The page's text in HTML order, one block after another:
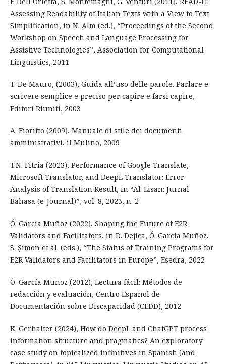
Assessing Readability of Italian Texts with a View to Text
Simplification, in N. Alm (ed.), “Proceedings of the Second
Workshop on Speech and Language Processing for
Assistive Technologies”, Association for Computational
Linguistics, 2011
T. De Mauro, (2003), Guida all’uso delle parole. Parlare e
scrivere semplice e preciso per capire e farsi capire,
Editori Riuniti, 2003
A. Fioritto (2009), Manuale di stile dei documenti
amministrativi, il Mulino, 2009
T.N. Fitria (2023), Performance of Google Translate,
Microsoft Translator, and DeepL Translator: Error
Analysis of Translation Result, in “Al-Lisan: Jurnal
Bahasa (e-Journal)”, vol. 8, 2023, n. 2
Ó. García Muñoz (2022), Shaping the Future of E2R
Validators and Facilitators, in D. Dejica, Ó. García Muñoz,
S. Șimon et al. (eds.), “The Status of Training Programs for
E2R Validators and Facilitators in Europe”, Esedra, 2022
Ó. García Muñoz (2012), Lectura fácil: Métodos de
redacción y evaluación, Centro Español de
Documentación sobre Discapacidad (CEDD), 2012
K. Gerhalter (2024), How do DeepL and ChatGPT process
information structure and pragmatics? An exploratory
case study on topicalized infinitives in Spanish (and